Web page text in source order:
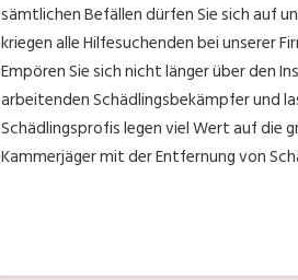
sämtlichen Befällen dürfen Sie sich auf
kriegen alle Hilfesuchenden bei unserer
Empören Sie sich nicht länger über den
arbeitenden Schädlingsbekämpfer und
Schädlingsprofis legen viel Wert auf die
Kammerjäger mit der Entfernung von